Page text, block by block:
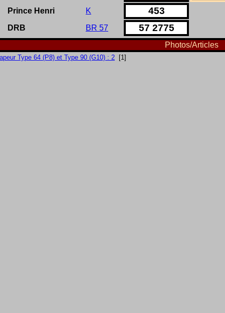
Prince Henri K 453
DRB BR 57 57 2775
Photos/Articles
Type 64 (P8) et Type 90 (G10) : 2 [1]